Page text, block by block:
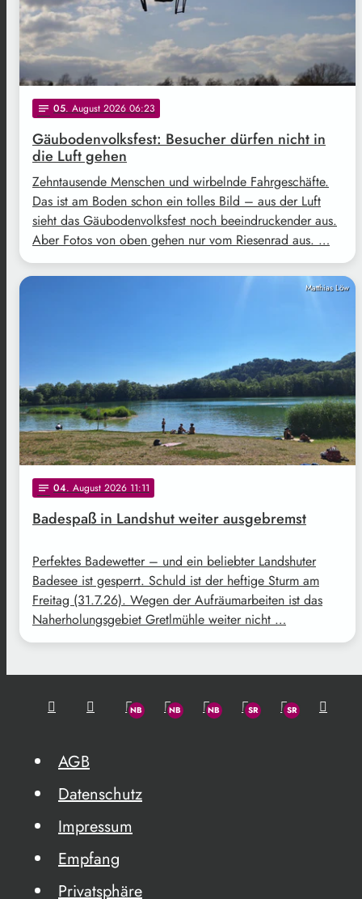
notes 05. August 2026 06:23
Gäubodenvolksfest: Besucher dürfen nicht in
die Luft gehen
Zehntausende Menschen und wirbelnde Fahrgeschäfte.
Das ist am Boden schon ein tolles Bild – aus der Luft
sieht das Gäubodenvolksfest noch beeindruckender aus.
Aber Fotos von oben gehen nur vom Riesenrad aus. …
Matthias Löw
notes 04. August 2026 11:11
Badespaß in Landshut weiter ausgebremst
Perfektes Badewetter – und ein beliebter Landshuter
Badesee ist gesperrt. Schuld ist der heftige Sturm am
Freitag (31.7.26). Wegen der Aufräumarbeiten ist das
Naherholungsgebiet Gretlmühle weiter nicht …
AGB
Datenschutz
Impressum
Empfang
Privatsphäre